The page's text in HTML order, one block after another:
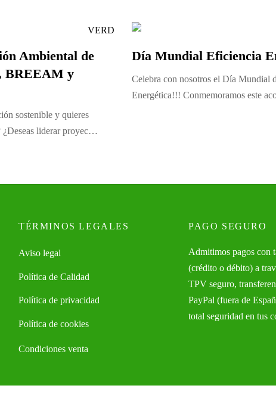
Ambiental de
BREEAM y
sostenible y quieres
¿Deseas liderar proyec…
Día Mundial Eficiencia
Celebra con nosotros el Día Mundial
Energética!!! Conmemoramos este
TÉRMINOS LEGALES
Aviso legal
Política de Calidad
Política de privacidad
Política de cookies
Condiciones venta
PAGO SEGURO
Admitimos pagos con
(crédito o débito) a
TPV seguro,
PayPal (fuera de
total seguridad en tus